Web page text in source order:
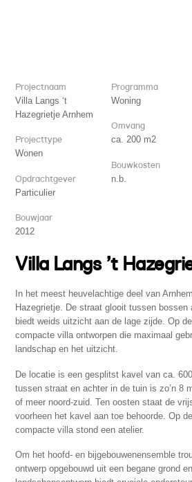
Projectnaam
Villa Langs ‘t
Hazegrietje Arnhem
Projecttype
Wonen
Opdrachtgever
Particulier
Bouwjaar
2012
Programma
Woning
Omvang
ca. 200 m2
Bouwkosten
n.b.
Villa Langs ’t
In het meest heuvelachtige deel van
Hazegrietje. De straat glooit tussen bossen
biedt weids uitzicht aan de lage zijde. Op
compacte villa ontworpen die maximaal
landschap en het uitzicht.
De locatie is een gesplitst kavel van ca.
tussen straat en achter in de tuin is zo’n 8
of meer noord-zuid. Ten oosten staat de
voorheen het kavel aan toe behoorde. Op
compacte villa stond een atelier.
Om het hoofd- en bijgebouwenensemble
ontwerp opgebouwd uit een begane grond